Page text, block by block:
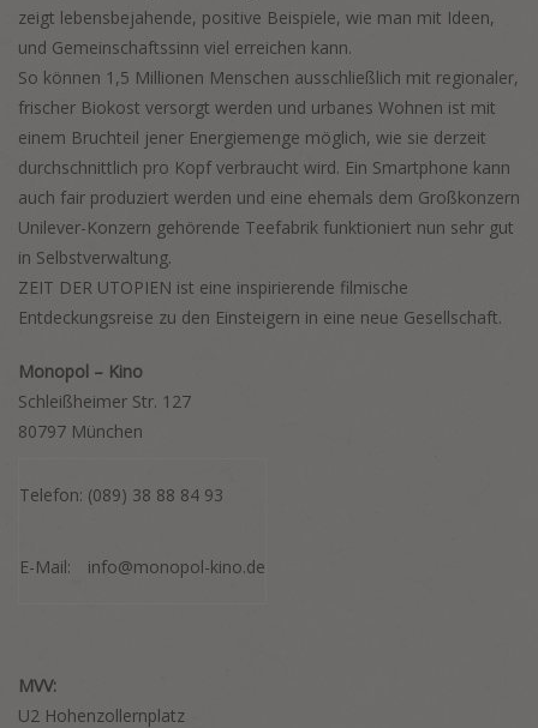
zeigt lebensbejahende, positive Beispiele, wie man mit Ideen,
und Gemeinschaftssinn viel erreichen kann.
So können 1,5 Millionen Menschen ausschließlich mit regionaler,
frischer Biokost versorgt werden und urbanes Wohnen ist mit
einem Bruchteil jener Energiemenge möglich, wie sie derzeit
durchschnittlich pro Kopf verbraucht wird. Ein Smartphone kann
auch fair produziert werden und eine ehemals dem Großkonzern
Unilever-Konzern gehörende Teefabrik funktioniert nun sehr gut
in Selbstverwaltung.
ZEIT DER UTOPIEN ist eine inspirierende filmische
Entdeckungsreise zu den Einsteigern in eine neue Gesellschaft.
Monopol – Kino
Schleißheimer Str. 127
80797 München
Telefon: (089) 38 88 84 93
E-Mail: info@monopol-kino.de
MVV:
U2 Hohenzollernplatz